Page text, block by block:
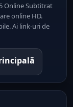
Online Subtitrat
online HD.
Ai link-uri de